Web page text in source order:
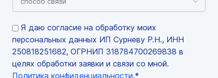
Я даю согласие на обработку моих
персональных данных ИП Сурневу Р.Н., ИНН
250818251682, ОГРНИП 318784700269838 в
целях обработки заявки и связи со мной.
Политика конфиденциальности.*